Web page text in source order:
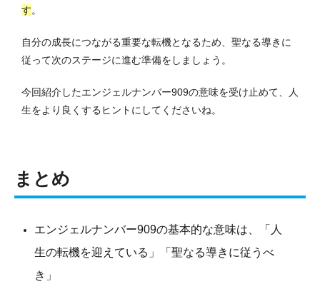
す。
自分の成長につながる重要な転機となるため、聖なる導きに
従って次のステージに進む準備をしましょう。
今回紹介したエンジェルナンバー909の意味を受け止めて、人
生をより良くするヒントにしてくださいね。
まとめ
エンジェルナンバー909の基本的な意味は、「人
生の転機を迎えている」「聖なる導きに従うべ
き」